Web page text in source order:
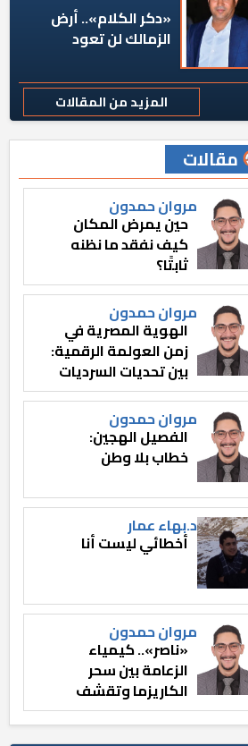
«دكر الكلام».. أرض
الزمالك لن تعود
المزيد من المقالات
مقالات
مروان حمدون
حين يمرض المكان
كيف نفقد ما نظنه
ثابتًا؟
مروان حمدون
الهوية المصرية في
زمن العولمة الرقمية:
بين تحديات السرديات
وصناعة الوعي
مروان حمدون
الفصيل الهجين:
خطاب بلا وطن
د.بهاء عمار
أخطائي ليست أنا
مروان حمدون
«ناصر».. كيمياء
الزعامة بين سحر
الكاريزما وتقشف
الثائر